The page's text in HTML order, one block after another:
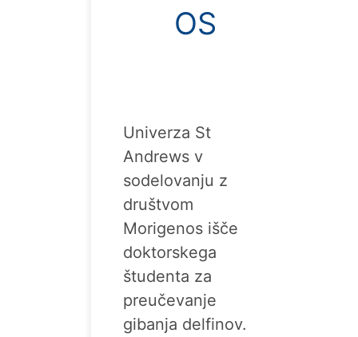
OS
Univerza St
Andrews v
sodelovanju z
društvom
Morigenos išče
doktorskega
študenta za
preučevanje
gibanja delfinov.